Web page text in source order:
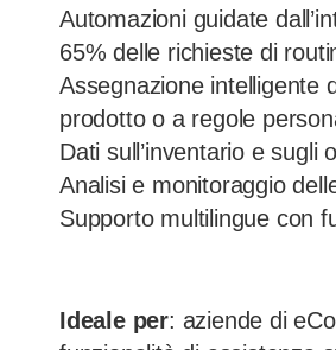
Automazioni guidate
65% delle richieste di
Assegnazione intelligente
prodotto o a regole
Dati sull’inventario e sugli
Analisi e monitoraggio
Supporto multilingue con
Ideale per: aziende di